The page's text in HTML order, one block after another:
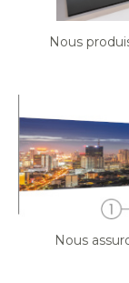
Nous
Nous